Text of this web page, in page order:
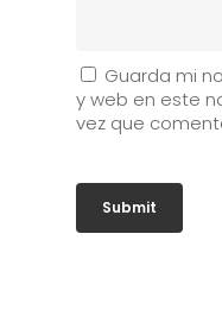
Guarda mi
y web en este
vez que